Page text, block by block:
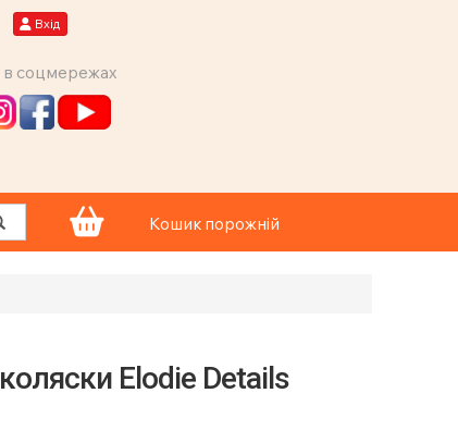
Вхід
соцмережах
Кошик порожній
Elodie Details